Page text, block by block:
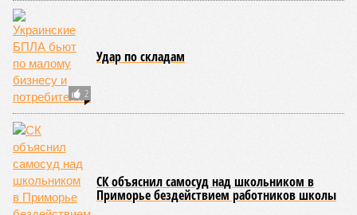
2
Удар по складам
СК объяснил самосуд над школьником в
Приморье бездействием работников школы